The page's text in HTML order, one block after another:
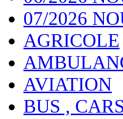
07/2026
AGRICOLE
AVIATION
BUS ,